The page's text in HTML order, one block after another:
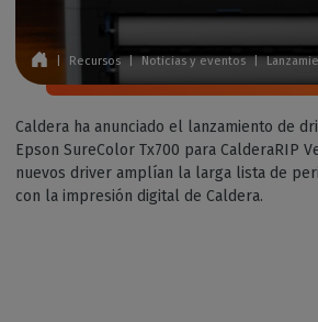
Recursos | Noticias y eventos |
Caldera ha anunciado el lanzamiento de
Epson SureColor Tx700 para CalderaRIP
nuevos driver amplían la larga lista de
con la impresión digital de Caldera.